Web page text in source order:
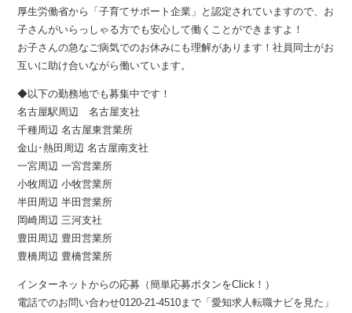
厚生労働省から「子育てサポート企業」と認定されていますので、お
子さんがいらっしゃる方でも安心して働くことができますよ！
お子さんの急なご病気でのお休みにも理解があります！社員同士がお
互いに助け合いながら働いています。
◆以下の勤務地でも募集中です！
名古屋駅周辺 名古屋支社
千種周辺 名古屋東営業所
金山･熱田周辺 名古屋南支社
一宮周辺 一宮営業所
小牧周辺 小牧営業所
半田周辺 半田営業所
岡崎周辺 三河支社
豊田周辺 豊田営業所
豊橋周辺 豊橋営業所
インターネットからの応募（簡単応募ボタンをClick！）
電話でのお問い合わせ0120-21-4510まで「愛知求人転職ナビを見た」